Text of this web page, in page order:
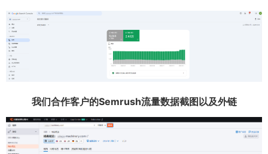
我们合作客户的Semrush流量数据截图以及外链